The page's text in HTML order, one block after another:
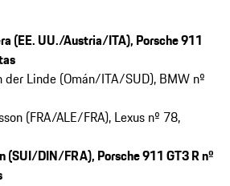
(EE. UU./Austria/ITA), Porsche 911
Linde (Omán/ITA/SUD), BMW nº
(FRA/ALE/FRA), Lexus nº 78,
DIN/FRA), Porsche 911 GT3 R nº